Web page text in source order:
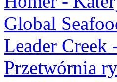
Global
Leader Creek
Przetwórnia